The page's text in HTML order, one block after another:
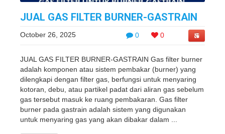
JUAL GAS FILTER BURNER-GASTRAIN
0 0
October 26, 2025
JUAL GAS FILTER BURNER-GASTRAIN Gas filter burner
adalah komponen atau sistem pembakar (burner) yang
dilengkapi dengan filter gas, berfungsi untuk menyaring
kotoran, debu, atau partikel padat dari aliran gas sebelum
gas tersebut masuk ke ruang pembakaran. Gas filter
burner pada gastrain adalah sistem yang digunakan
untuk menyaring gas yang akan dibakar dalam ...